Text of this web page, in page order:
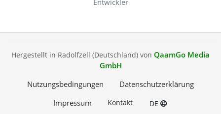
Hergestellt in Radolfzell (Deutschland) von QaamGo Media
GmbH
Nutzungsbedingungen
Datenschutzerklärung
Impressum
Kontakt DE